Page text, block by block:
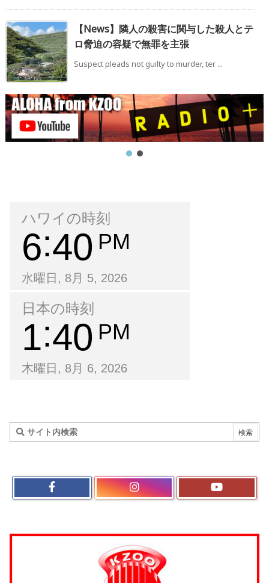
【News】隣人の殺害に関与した殺人とテ
ロ脅迫の容疑で無罪を主張
Suspect pleads not guilty to murder, ter ...
ハワイの時刻
6 40 PM
水曜日, 8月 5, 2026
日本の時刻
1 40 PM
木曜日, 8月 6, 2026